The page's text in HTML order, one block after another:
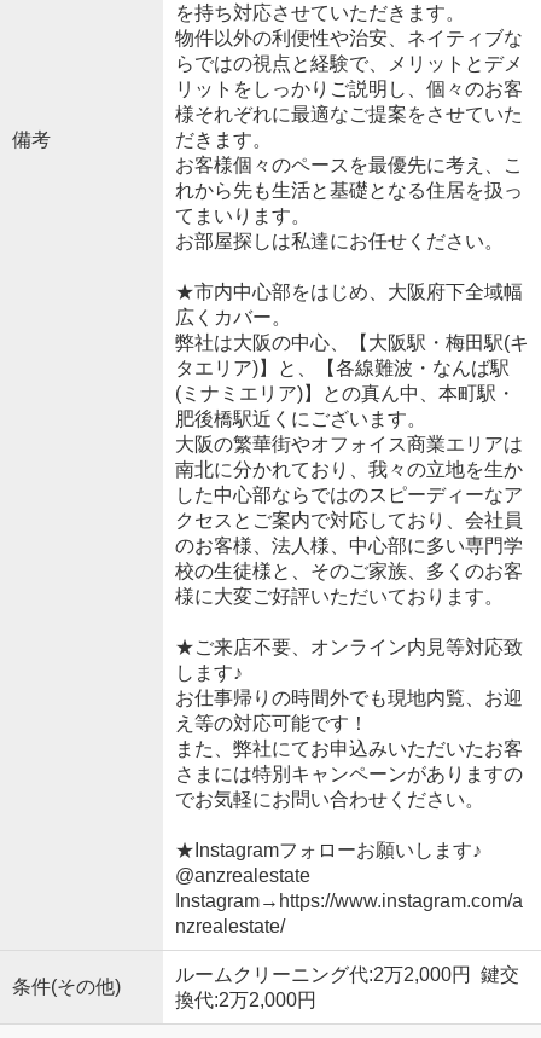
備考
を持ち対応させていただきます。
物件以外の利便性や治安、ネイティブな
らではの視点と経験で、メリットとデメ
リットをしっかりご説明し、個々のお客
様それぞれに最適なご提案をさせていた
だきます。
お客様個々のペースを最優先に考え、こ
れから先も生活と基礎となる住居を扱っ
てまいります。
お部屋探しは私達にお任せください。
★市内中心部をはじめ、大阪府下全域幅
広くカバー。
弊社は大阪の中心、【大阪駅・梅田駅(キ
タエリア)】と、【各線難波・なんば駅
(ミナミエリア)】との真ん中、本町駅・
肥後橋駅近くにございます。
大阪の繁華街やオフォイス商業エリアは
南北に分かれており、我々の立地を生か
した中心部ならではのスピーディーなア
クセスとご案内で対応しており、会社員
のお客様、法人様、中心部に多い専門学
校の生徒様と、そのご家族、多くのお客
様に大変ご好評いただいております。
★ご来店不要、オンライン内見等対応致
します♪
お仕事帰りの時間外でも現地内覧、お迎
え等の対応可能です！
また、弊社にてお申込みいただいたお客
さまには特別キャンペーンがありますの
でお気軽にお問い合わせください。
★Instagramフォローお願いします♪
@anzrealestate
Instagram→https://www.instagram.com/a
nzrealestate/
条件(その他)
ルームクリーニング代:2万2,000円 鍵交
換代:2万2,000円